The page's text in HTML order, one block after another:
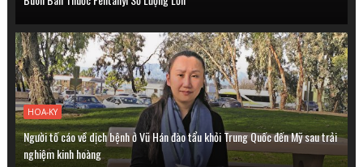
HOA-KY
Người tố cáo về dịch bệnh ở Vũ Hán đào tẩu khỏi Trung Quốc đến Mỹ sau trải
nghiệm kinh hoàng